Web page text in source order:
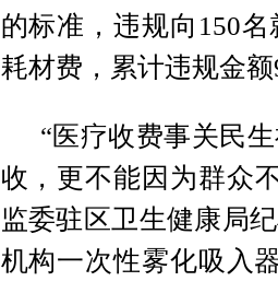
的标准，违规向150
耗材费，累计违规金
“医疗收费事关民
收，更不能因为群众
监委驻区卫生健康局
机构一次性雾化吸入